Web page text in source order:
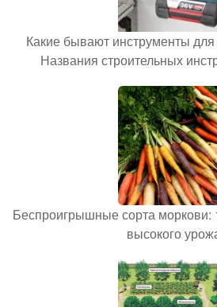
Какие бывают инструменты
Названия строительных
Беспроигрышные сорта моркови:
высокого